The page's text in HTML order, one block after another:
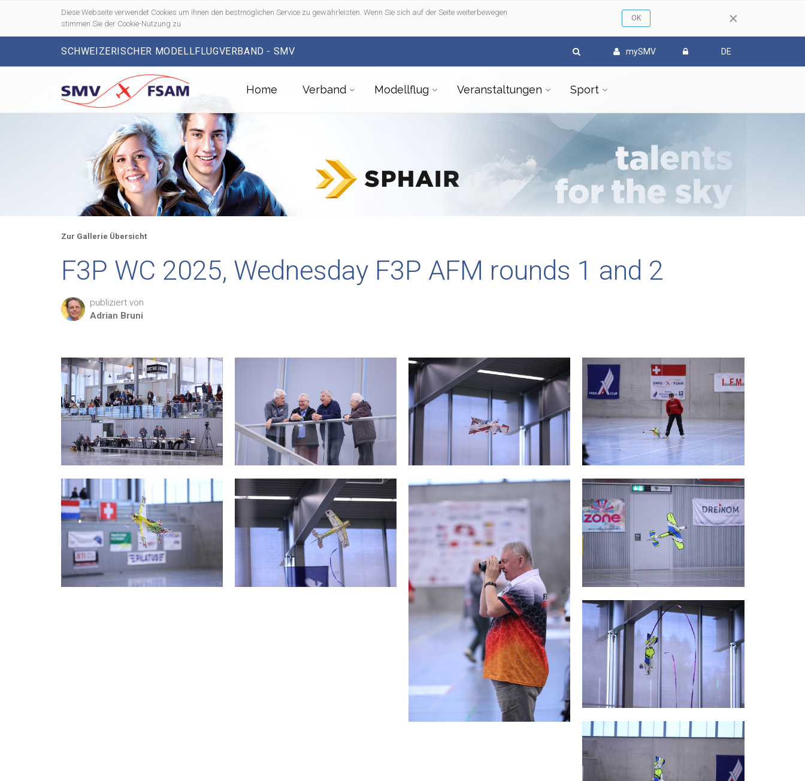
×
Diese Webseite verwendet Cookies um Ihnen den bestmöglichen Service zu gewährleisten. Wenn Sie sich auf der Seite weiterbewegen
stimmen Sie der Cookie-Nutzung zu
SCHWEIZERISCHER MODELLFLUGVERBAND - SMV mySMV DE
Home Verband Modellflug Veranstaltungen Sport
Zur Gallerie Übersicht
F3P WC 2025, Wednesday F3P AFM rounds 1 and 2
publiziert von
Adrian Bruni